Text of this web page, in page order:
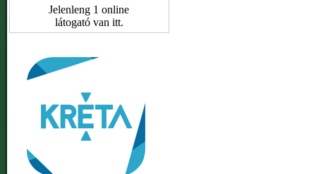
Jelenleng 1 online
látogató van itt.